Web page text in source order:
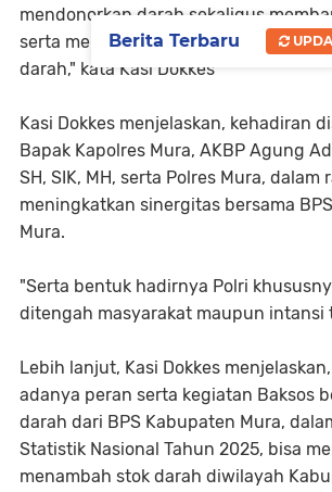
mendonorkan darah sekaligus
serta menjadi petugas dalam
darah," kata Kasi Dokkes
Kasi Dokkes menjelaskan, kehadiran
Bapak Kapolres Mura, AKBP Agung
SH, SIK, MH, serta Polres Mura, dalam
meningkatkan sinergitas bersama
Mura.
"Serta bentuk hadirnya Polri
ditengah masyarakat maupun intansi
Lebih lanjut, Kasi Dokkes
adanya peran serta kegiatan Baksos
darah dari BPS Kabupaten Mura,
Statistik Nasional Tahun 2025, bisa
menambah stok darah diwilayah
Berita Terbaru